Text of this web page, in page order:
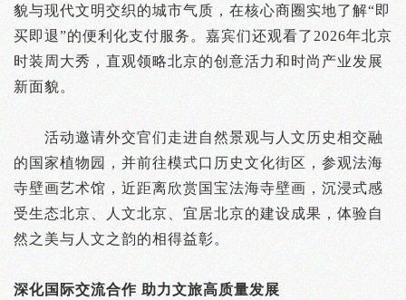
貌与现代文明交织的城市气质，在核心商圈实地了解“即
买即退”的便利化支付服务。嘉宾们还观看了2026年北京
时装周大秀，直观领略北京的创意活力和时尚产业发展
新面貌。
活动邀请外交官们走进自然景观与人文历史相交融
的国家植物园，并前往模式口历史文化街区，参观法海
寺壁画艺术馆，近距离欣赏国宝法海寺壁画，沉浸式感
受生态北京、人文北京、宜居北京的建设成果，体验自
然之美与人文之韵的相得益彰。
深化国际交流合作 助力文旅高质量发展